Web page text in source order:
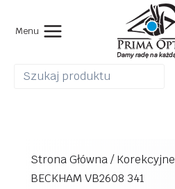
Menu
Strona Główna/Korekcyjne
BECKHAM VB2608 341